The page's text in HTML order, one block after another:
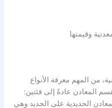
من المهم معرفة الأنواع
المعادن عادةً إلى فئتين:
الحديدية على الحديد وهي